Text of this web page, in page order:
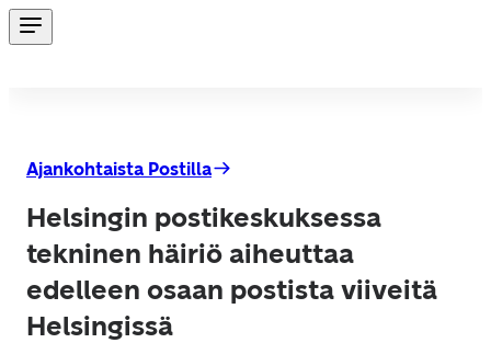
Ajankohtaista Postilla
Helsingin postikeskuksessa
tekninen häiriö aiheuttaa
edelleen osaan postista viiveitä
Helsingissä